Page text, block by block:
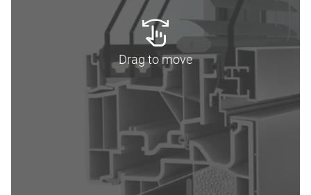
Drag to move